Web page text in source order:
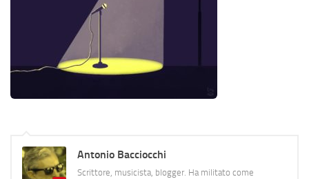
Antonio Bacciocchi
Scrittore, musicista, blogger. Ha militato come